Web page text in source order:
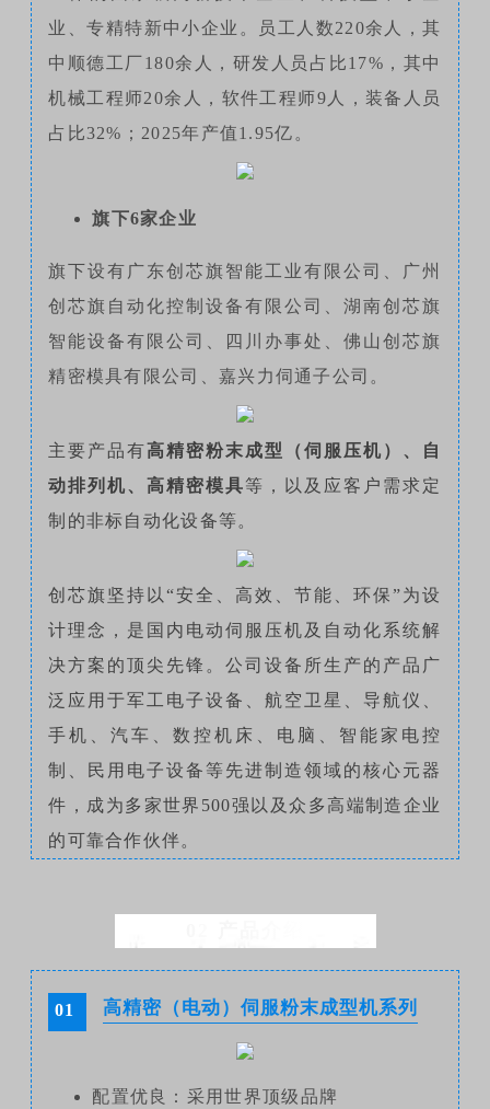
业、专精特新中小企业。员工人数220余人，其
中顺德工厂180余人，研发人员占比17%，其中
机械工程师20余人，软件工程师9人，装备人员
占比32%；2025年产值1.95亿。
旗下6家企业
旗下设有广东创芯旗智能工业有限公司、广州
创芯旗自动化控制设备有限公司、湖南创芯旗
智能设备有限公司、四川办事处、佛山创芯旗
精密模具有限公司、嘉兴力伺通子公司。
主要产品有高精密粉末成型（伺服压机）、自
动排列机、高精密模具等 ，以及应客户需求定
制的非标自动化设备等。
创芯旗坚持以“安全、高效、节能、环保”为设
计理念，是国内电动伺服压机及自动化系统解
决方案的顶尖先锋。公司设备所生产的产品广
泛应用于军工电子设备、航空卫星、导航仪、
手机、汽车、数控机床、电脑、智能家电控
制、民用电子设备等先进制造领域的核心元器
件，成为多家世界500强以及众多高端制造企业
的可靠合作伙伴。
01 高精密（电动）伺服粉末成型机系列
配置优良：采用世界顶级品牌